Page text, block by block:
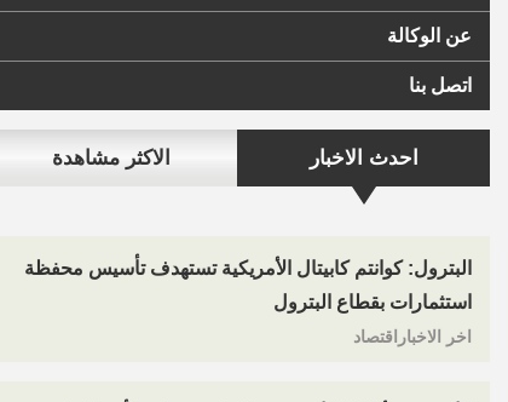
عن الوكالة
اتصل بنا
احدث الاخبار الاكثر مشاهدة
البترول: كوانتم كابيتال الأمريكية تستهدف تأسيس محفظة
استثمارات بقطاع البترول
اخر الاخباراقتصاد